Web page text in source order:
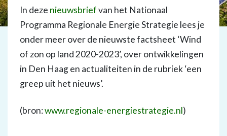
In deze nieuwsbriefvan het Nationaal
Programma Regionale Energie Strategie lees je
onder meer over de nieuwste factsheet ‘Wind
of zon op land 2020-2023’, over ontwikkelingen
in Den Haag en actualiteiten in de rubriek ‘een
greep uit het nieuws’.
(bron:www.regionale-energiestrategie.nl)